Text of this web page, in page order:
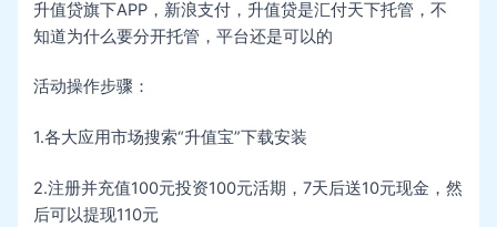
升值贷旗下APP，新浪支付，升值贷是汇付天下托管，不
知道为什么要分开托管，平台还是可以的
活动操作步骤：
1.各大应用市场搜索“升值宝”下载安装
2.注册并充值100元投资100元活期，7天后送10元现金，然
后可以提现110元